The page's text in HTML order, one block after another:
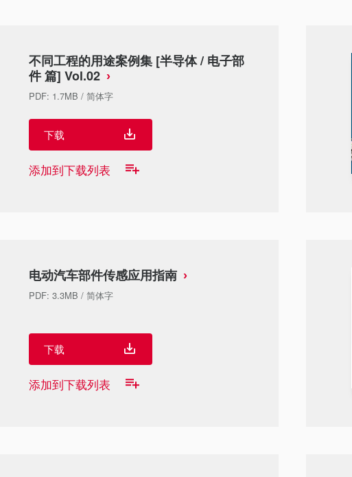
不同工程的用途案例集 [半导体 / 电子部
件 篇] Vol.02
PDF: 1.7MB / 简体字
下载
添加到下载列表
电动汽车部件传感应用指南
PDF: 3.3MB / 简体字
下载
添加到下载列表